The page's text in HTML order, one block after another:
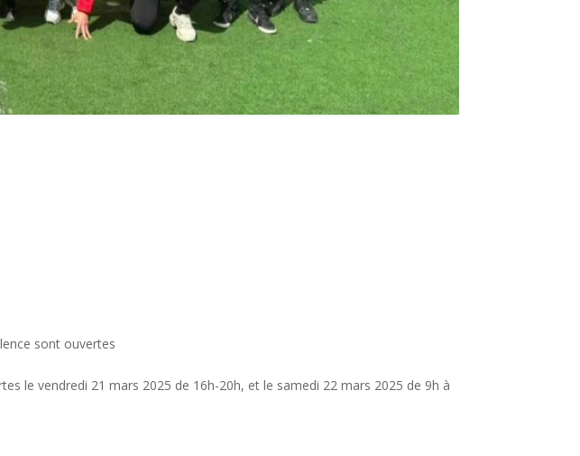
sont ouvertes
le vendredi 21 mars 2025 de 16h-20h, et le samedi 22 mars 2025 de 9h à